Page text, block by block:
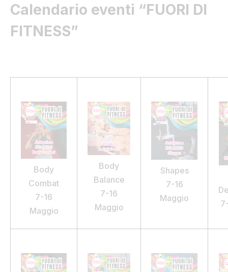
Calendario eventi “FUORI DI
FITNESS”
Body
Combat
7-16
Maggio
Body
Balance
7-16
Maggio
Shapes
7-16
Maggio